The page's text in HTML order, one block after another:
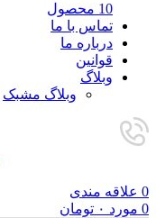
10 محصول
تماس با ما
درباره ما
قوانین
وبلاگ
وبلاگ مشبک
0 علاقه مندی
0 مورد ۰ تومان